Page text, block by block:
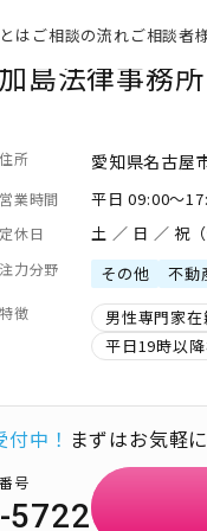
は ご相談の流れご相談者
加島法律事務所
住所 愛知県名古屋
営業時間 平日 09:00～
定休日 土 ／ 日 ／ 祝
注力分野 その他 不動
特徴 男性専門家在
平日19時以
中！ まずはお気軽
号
5722